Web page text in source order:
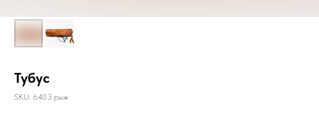
Тубус
SKU: 6403 рыж